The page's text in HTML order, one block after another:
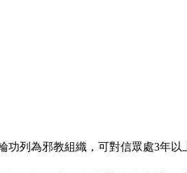
列為邪教組織，可對信眾處3年